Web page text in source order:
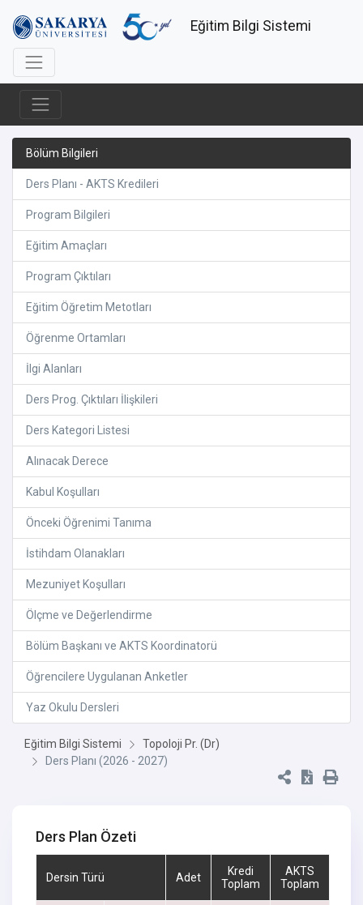
Eğitim Bilgi Sistemi
Bölüm Bilgileri
Ders Planı - AKTS Kredileri
Program Bilgileri
Eğitim Amaçları
Program Çıktıları
Eğitim Öğretim Metotları
Öğrenme Ortamları
İlgi Alanları
Ders Prog. Çıktıları İlişkileri
Ders Kategori Listesi
Alınacak Derece
Kabul Koşulları
Önceki Öğrenimi Tanıma
İstihdam Olanakları
Mezuniyet Koşulları
Ölçme ve Değerlendirme
Bölüm Başkanı ve AKTS Koordinatorü
Öğrencilere Uygulanan Anketler
Yaz Okulu Dersleri
Eğitim Bilgi Sistemi
Topoloji Pr. (Dr)
Ders Planı (2026 - 2027)
Ders Plan Özeti
Dersin Türü Adet
Kredi
Toplam
AKTS
Toplam